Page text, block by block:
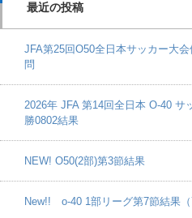
最近の投稿
JFA第25回O50全日本サッカー大
問
2026年 JFA 第14回全日本 O-40 サ
勝0802結果
NEW! O50(2部)第3節結果
New!! o-40 1部リーグ第7節結果（